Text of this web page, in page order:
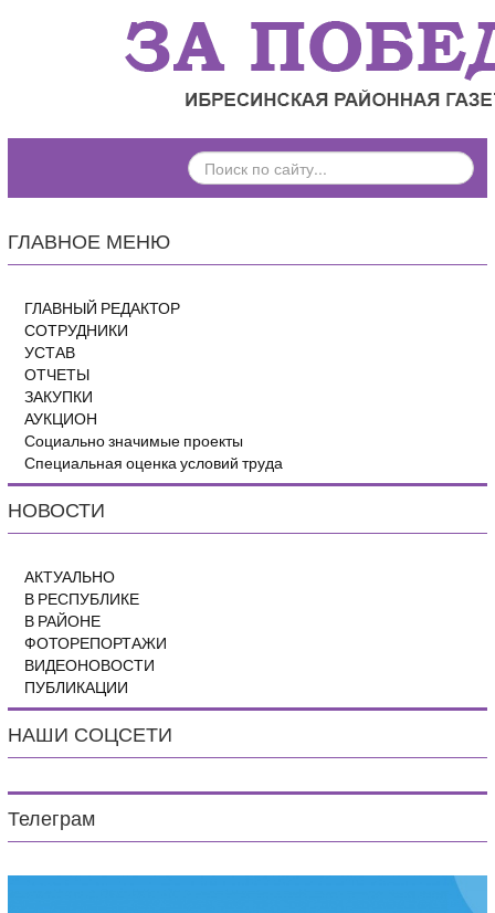
ПОИСК
ПО
ГЛАВНОЕ МЕНЮ
ГЛАВНЫЙ РЕДАКТОР
СОТРУДНИКИ
УСТАВ
ОТЧЕТЫ
ЗАКУПКИ
АУКЦИОН
Социально значимые проекты
Специальная оценка условий труда
НОВОСТИ
АКТУАЛЬНО
В РЕСПУБЛИКЕ
В РАЙОНЕ
ФОТОРЕПОРТАЖИ
ВИДЕОНОВОСТИ
ПУБЛИКАЦИИ
НАШИ СОЦСЕТИ
Телеграм